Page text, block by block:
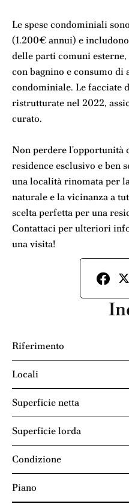
Le spese condominiali
(1.200€ annui) e
delle parti comuni
con bagnino e consumo di
condominiale. Le facciate
ristrutturate nel 2022,
curato.
Non perdere l'opportunità
residence esclusivo e ben
una località rinomata per
naturale e la vicinanza a
scelta perfetta per una
Contattaci per ulteriori
una visita!
Riferimento
Locali
Superficie netta
Superficie lorda
Condizione
Piano